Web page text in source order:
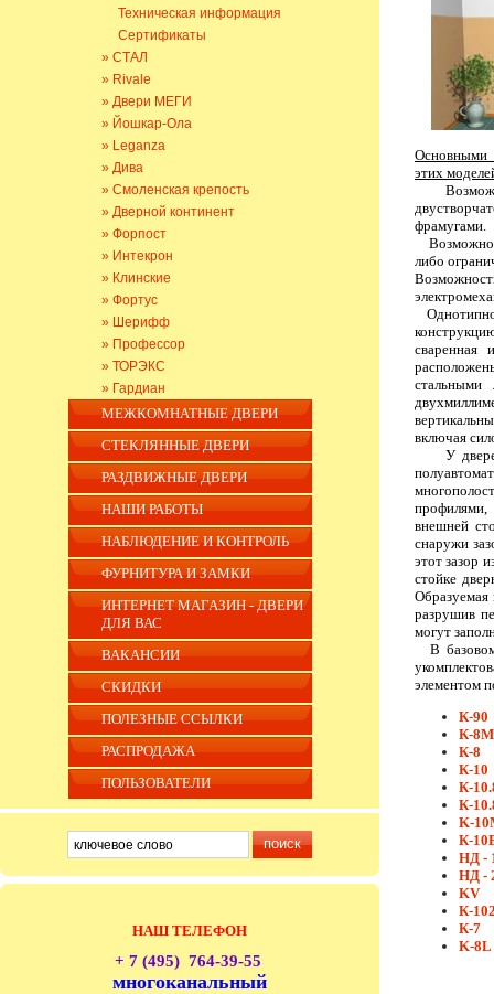
Техническая информация
Сертификаты
» СТАЛ
» Rivale
» Двери МЕГИ
» Йошкар-Ола
» Leganza
» Дива
» Смоленская крепость
» Дверной континент
» Форпост
» Интекрон
» Клинские
» Фортус
» Шерифф
» Профессор
» ТОРЭКС
» Гардиан
МЕЖКОМНАТНЫЕ ДВЕРИ
СТЕКЛЯННЫЕ ДВЕРИ
РАЗДВИЖНЫЕ ДВЕРИ
НАШИ РАБОТЫ
НАБЛЮДЕНИЕ И КОНТРОЛЬ
ФУРНИТУРА И ЗАМКИ
ИНТЕРНЕТ МАГАЗИН - ДВЕРИ
ДЛЯ ВАС
ВАКАНСИИ
СКИДКИ
ПОЛЕЗНЫЕ ССЫЛКИ
РАСПРОДАЖА
ПОЛЬЗОВАТЕЛИ
НАШ ТЕЛЕФОН
+ 7 (495) 764-39-55
многоканальный
Основными
этих
фрамугами.
либо
сваренная
включая
У дверей
профилями,
внешней
снаружи
этот зазор
стойке
Образуемая
разрушив
могут
В
элементом
К-90
К-8М
К-8
К-10
К-
К-
K-
К-
НД -
НД -
KV
К-
К-7
K-8L